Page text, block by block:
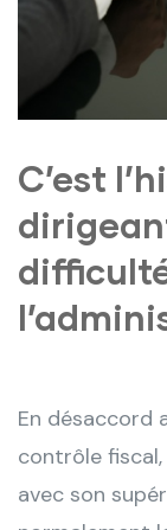
C’est
En désaccord
contrôle
avec son